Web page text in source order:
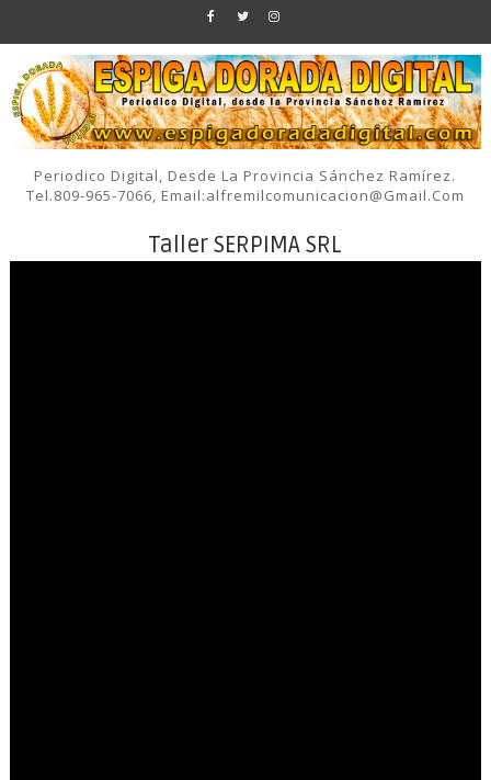
Periodico Digital, Desde La Provincia Sánchez Ramírez.
Tel.809-965-7066, Email:alfremilcomunicacion@gmail.com
Taller SERPIMA SRL